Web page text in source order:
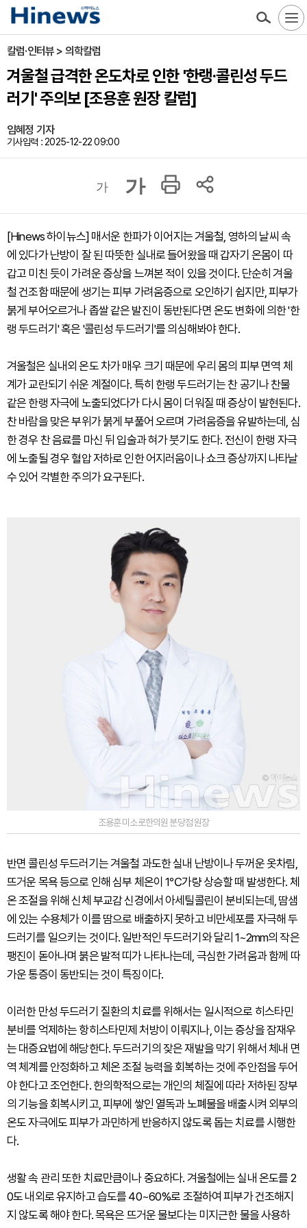
칼럼·인터뷰 > 의학칼럼
겨울철 급격한 온도차로 인한 '한랭·콜린성 두드
러기' 주의보 [조용훈 원장 칼럼]
임혜정 기자
기사입력 : 2025-12-22 09:00
가 가
[Hinews 하이뉴스] 매서운 한파가 이어지는 겨울철, 영하의 날씨 속
에 있다가 난방이 잘 된 따뜻한 실내로 들어왔을 때 갑자기 온몸이 따
갑고 미친 듯이 가려운 증상을 느껴본 적이 있을 것이다. 단순히 겨울
철 건조함 때문에 생기는 피부 가려움증으로 오인하기 쉽지만, 피부가
붉게 부어오르거나 좁쌀 같은 발진이 동반된다면 온도 변화에 의한 '한
랭 두드러기' 혹은 '콜린성 두드러기'를 의심해봐야 한다.
겨울철은 실내외 온도 차가 매우 크기 때문에 우리 몸의 피부 면역 체
계가 교란되기 쉬운 계절이다. 특히 한랭 두드러기는 찬 공기나 찬물
같은 한랭 자극에 노출되었다가 다시 몸이 더워질 때 증상이 발현된다.
찬 바람을 맞은 부위가 붉게 부풀어 오르며 가려움증을 유발하는데, 심
한 경우 찬 음료를 마신 뒤 입술과 혀가 붓기도 한다. 전신이 한랭 자극
에 노출될 경우 혈압 저하로 인한 어지러움이나 쇼크 증상까지 나타날
수 있어 각별한 주의가 요구된다.
조용훈 미소로한의원 분당점 원장
반면 콜린성 두드러기는 겨울철 과도한 실내 난방이나 두꺼운 옷차림,
뜨거운 목욕 등으로 인해 심부 체온이 1℃가량 상승할 때 발생한다. 체
온 조절을 위해 신체 부교감 신경에서 아세틸콜린이 분비되는데, 땀샘
에 있는 수용체가 이를 땀으로 배출하지 못하고 비만세포를 자극해 두
드러기를 일으키는 것이다. 일반적인 두드러기와 달리 1~2mm의 작은
팽진이 돋아나며 붉은 발적 띠가 나타나는데, 극심한 가려움과 함께 따
가운 통증이 동반되는 것이 특징이다.
이러한 만성 두드러기 질환의 치료를 위해서는 일시적으로 히스타민
분비를 억제하는 항히스타민제 처방이 이뤄지나, 이는 증상을 잠재우
는 대증요법에 해당한다. 두드러기의 잦은 재발을 막기 위해서 체내 면
역 체계를 안정화하고 체온 조절 능력을 회복하는 것에 주안점을 두어
야 한다고 조언한다. 한의학적으로는 개인의 체질에 따라 저하된 장부
의 기능을 회복시키고, 피부에 쌓인 열독과 노폐물을 배출시켜 외부의
온도 자극에도 피부가 과민하게 반응하지 않도록 돕는 치료를 시행한
다.
생활 속 관리 또한 치료만큼이나 중요하다. 겨울철에는 실내 온도를 2
0도 내외로 유지하고 습도를 40~60%로 조절하여 피부가 건조해지
지 않도록 해야 한다. 목욕은 뜨거운 물보다는 미지근한 물을 사용하